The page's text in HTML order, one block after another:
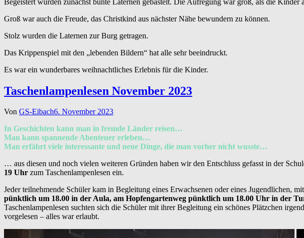
Groß war auch die Freude, das Christkind aus nächster Nähe bewundern zu können.
Stolz wurden die Laternen zur Burg getragen.
Das Krippenspiel mit den „lebenden Bildern“ hat alle sehr beeindruckt.
Es war ein wunderbares weihnachtliches Erlebnis für die Kinder.
Taschenlampenlesen November 2023
Von GS-Eibach6. November 2023
In Geschichten kann man in fremde Länder reisen…
Man kann spannende Abenteuer erleben…
Man erfährt viele interessante und neue Dinge, die man vorher nicht wusste…
… aus diesen und noch vielen weiteren Gründen haben wir den Entschluss gefasst in der
19 Uhr zum Taschenlampenlesen ein.
Jeder teilnehmende Schüler kam in Begleitung eines Erwachsenen oder eines Jugendlichen,
pünktlich um 18.00 in der Aula, am Hopfengartenweg pünktlich um 18.00 Uhr in der
Taschenlampenlesen suchten sich die Schüler mit ihrer Begleitung ein schönes Plätzchen
vorgelesen – alles war erlaubt.